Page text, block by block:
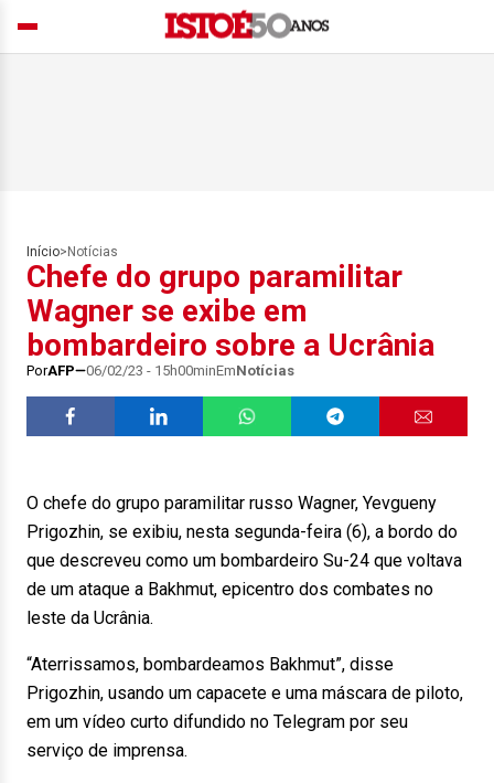
Início> Notícias
Chefe do grupo paramilitar
Wagner se exibe em
bombardeiro sobre a Ucrânia
PorAFP 06/02/23 - 15h00minEmNotícias
O chefe do grupo paramilitar russo Wagner, Yevgueny
Prigozhin, se exibiu, nesta segunda-feira (6), a bordo do
que descreveu como um bombardeiro Su-24 que voltava
de um ataque a Bakhmut, epicentro dos combates no
leste da Ucrânia.
“Aterrissamos, bombardeamos Bakhmut”, disse
Prigozhin, usando um capacete e uma máscara de piloto,
em um vídeo curto difundido no Telegram por seu
serviço de imprensa.